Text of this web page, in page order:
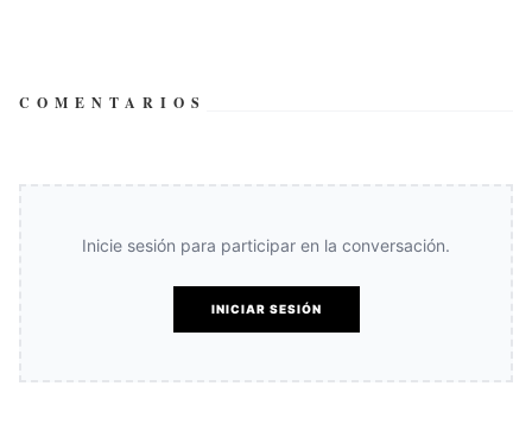
COMENTARIOS
Inicie sesión para participar en la conversación.
INICIAR SESIÓN